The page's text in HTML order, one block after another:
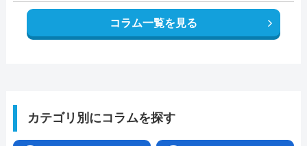
コラム一覧を見る
カテゴリ別にコラムを探す